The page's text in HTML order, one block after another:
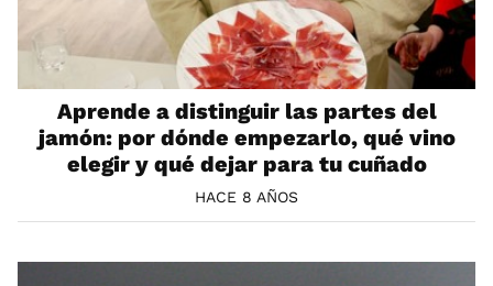
Aprende a distinguir las partes del
jamón: por dónde empezarlo, qué vino
elegir y qué dejar para tu cuñado
HACE 8 AÑOS